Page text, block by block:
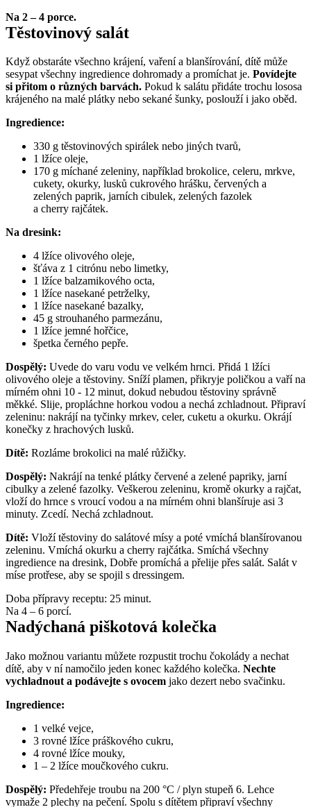
Na 2 – 4 porce.
Těstovinový salát
Když obstaráte všechno krájení, vaření a blanšírování, dítě může
sesypat všechny ingredience dohromady a promíchat je. Povídejte
si přitom o různých barvách. Pokud k salátu přidáte trochu lososa
krájeného na malé plátky nebo sekané šunky, poslouží i jako oběd.
Ingredience:
330 g těstovinových spirálek nebo jiných tvarů,
1 lžíce oleje,
170 g míchané zeleniny, například brokolice, celeru, mrkve,
cukety, okurky, lusků cukrového hrášku, červených a
zelených paprik, jarních cibulek, zelených fazolek
a cherry rajčátek.
Na dresink:
4 lžíce olivového oleje,
šťáva z 1 citrónu nebo limetky,
1 lžíce balzamikového octa,
1 lžíce nasekané petrželky,
1 lžíce nasekané bazalky,
45 g strouhaného parmezánu,
1 lžíce jemné hořčice,
špetka černého pepře.
Dospělý: Uvede do varu vodu ve velkém hrnci. Přidá 1 lžíci
olivového oleje a těstoviny. Sníží plamen, přikryje poličkou a vaří na
mírném ohni 10 - 12 minut, dokud nebudou těstoviny správně
měkké. Slije, propláchne horkou vodou a nechá zchladnout. Připraví
zeleninu: nakrájí na tyčinky mrkev, celer, cuketu a okurku. Okrájí
konečky z hrachových lusků.
Dítě: Rozláme brokolici na malé růžičky.
Dospělý: Nakrájí na tenké plátky červené a zelené papriky, jarní
cibulky a zelené fazolky. Veškerou zeleninu, kromě okurky a rajčat,
vloží do hrnce s vroucí vodou a na mírném ohni blanšíruje asi 3
minuty. Zcedí. Nechá zchladnout.
Dítě: Vloží těstoviny do salátové mísy a poté vmíchá blanšírovanou
zeleninu. Vmíchá okurku a cherry rajčátka. Smíchá všechny
ingredience na dresink, Dobře promíchá a přelije přes salát. Salát v
míse protřese, aby se spojil s dressingem.
Doba přípravy receptu: 25 minut.
Na 4 – 6 porcí.
Nadýchaná piškotová kolečka
Jako možnou variantu můžete rozpustit trochu čokolády a nechat
dítě, aby v ní namočilo jeden konec každého kolečka. Nechte
vychladnout a podávejte s ovocem jako dezert nebo svačinku.
Ingredience:
1 velké vejce,
3 rovné lžíce práškového cukru,
4 rovné lžíce mouky,
1 – 2 lžíce moučkového cukru.
Dospělý: Předehřeje troubu na 200 °C / plyn stupeň 6. Lehce
vymaže 2 plechy na pečení. Spolu s dítětem připraví všechny